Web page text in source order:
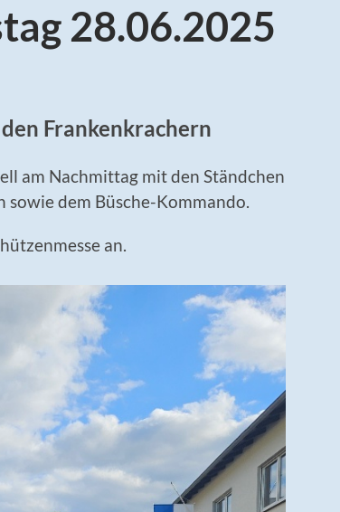
28.06.2025
Frankenkrachern
am Nachmittag mit den Ständchen
dem Büsche-Kommando.
an.